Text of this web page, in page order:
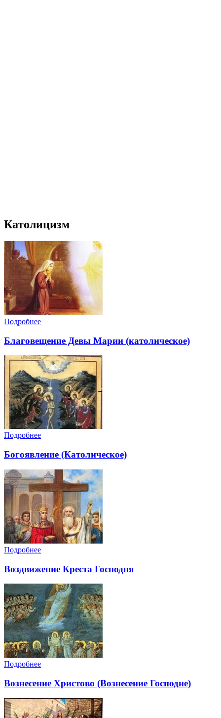
Католицизм
Подробнее
Благовещение Девы Марии (католическое)
Подробнее
Богоявление (Католическое)
Подробнее
Воздвижение Креста Господня
Подробнее
Вознесение Христово (Вознесение Господне)